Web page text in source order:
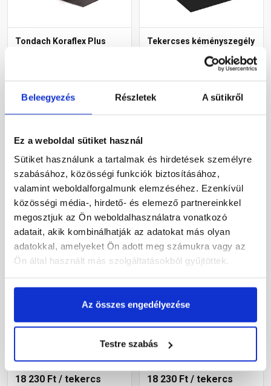
Beleegyezés Részletek A sütikről
Ez a weboldal sütiket használ
Sütiket használunk a tartalmak és hirdetések személyre
szabásához, közösségi funkciók biztosításához,
valamint weboldalforgalmunk elemzéséhez. Ezenkívül
közösségi média-, hirdető- és elemező partnereinkkel
megosztjuk az Ön weboldalhasználatra vonatkozó
adatait, akik kombinálhatják az adatokat más olyan
adatokkal, amelyeket Ön adott meg számukra vagy az
Ön által használt más szolgáltatásokból gyűjtöttek.
Az összes engedélyezése
Testre szabás
Tondach Koraflex Plus
Megnézem
Tekercses kéményszegély
Megnézem
Tekercses kéményszegély
18 230 Ft / tekercs
Tekercses kéményszegély
antracit 30 cm x 5 m
Rendelésre
18 230 Ft / tekercs